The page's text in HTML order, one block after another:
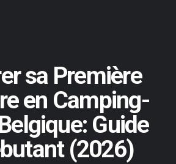
sa Première
en Camping-
Guide
(2026)